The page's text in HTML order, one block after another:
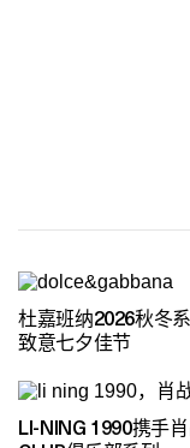
杜嘉班纳2026秋冬
致意七夕佳节
LI-NING 1990携手